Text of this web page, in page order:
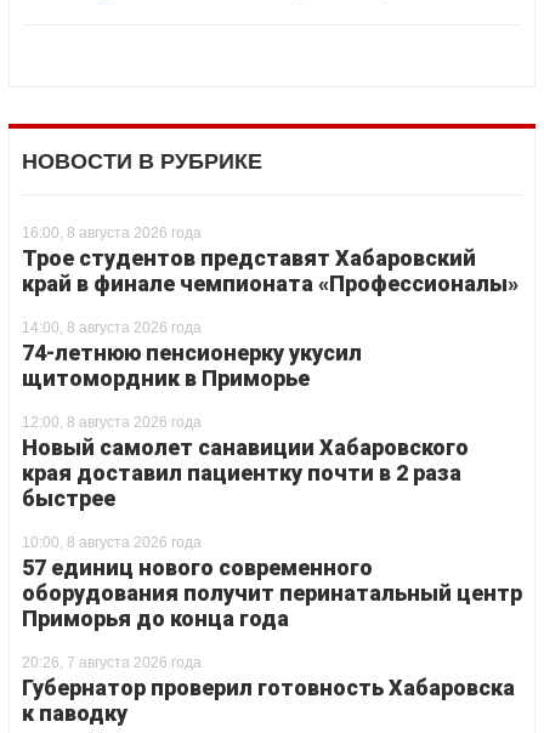
НОВОСТИ В РУБРИКЕ
16:00, 8 августа 2026 года
Трое студентов представят Хабаровский
край в финале чемпионата «Профессионалы»
14:00, 8 августа 2026 года
74-летнюю пенсионерку укусил
щитомордник в Приморье
12:00, 8 августа 2026 года
Новый самолет санавиции Хабаровского
края доставил пациентку почти в 2 раза
быстрее
10:00, 8 августа 2026 года
57 единиц нового современного
оборудования получит перинатальный центр
Приморья до конца года
20:26, 7 августа 2026 года
Губернатор проверил готовность Хабаровска
к паводку